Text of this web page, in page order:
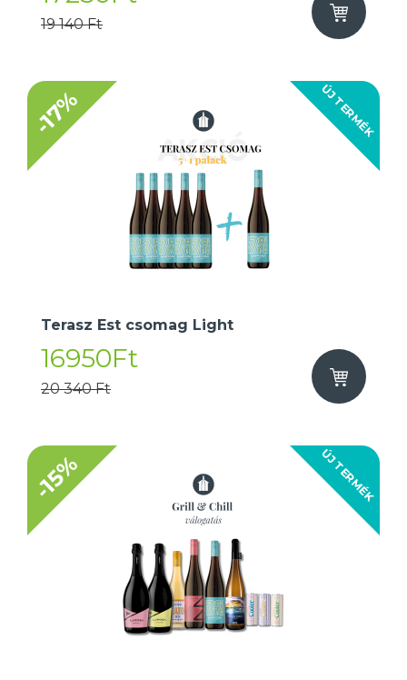
19 140 Ft
ÚJ TERMÉK
-17%
Terasz Est csomag Light
16950Ft
20 340 Ft
ÚJ TERMÉK
-15%